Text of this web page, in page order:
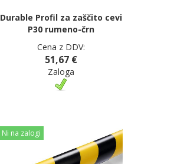
Durable Profil za zaščito cevi
P30 rumeno-črn
Cena z DDV:
51,67 €
Zaloga
Ni na zalogi